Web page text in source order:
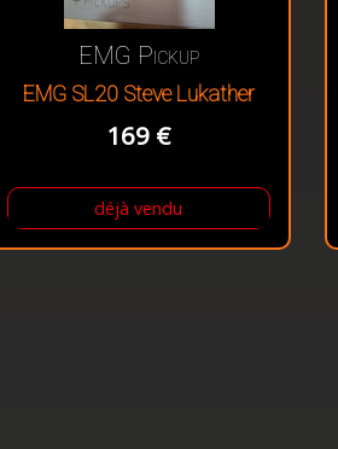
EMG Pickup
EMG SL20 Steve Lukather
169 €
déjà vendu